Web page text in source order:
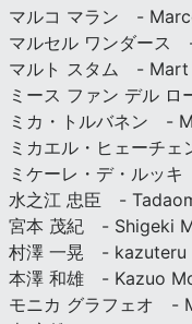
マルコ マラン -
マルセル ワンダース
マルト スタム - Mart
ミース ファン デル
ミカ・トルバネン -
ミカエル・ヒェーチ
ミケーレ・デ・ルッ
水之江 忠臣 -
宮本 茂紀 - Shigeki
村澤 一晃 - kazuteru
本澤 和雄 - Kazuo
モニカ グラフェオ -